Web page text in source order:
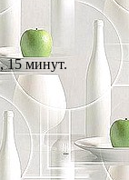
15 минут.